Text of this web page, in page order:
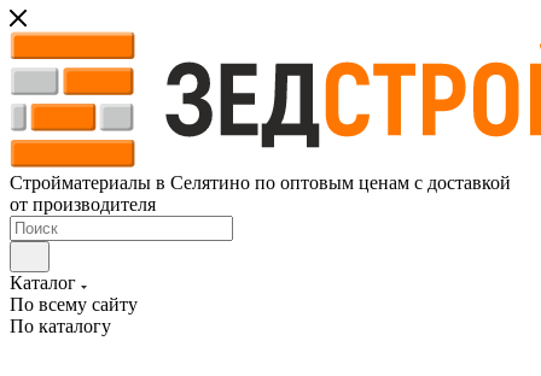
Стройматериалы в Селятино по оптовым ценам с доставкой
от производителя
Каталог
По всему сайту
По каталогу